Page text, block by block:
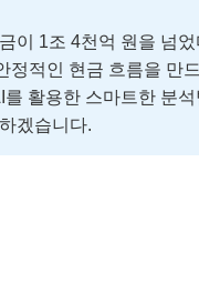
이 1조 4천억 원을 넘
적인 현금 흐름을 만
활용한 스마트한 분
겠습니다.